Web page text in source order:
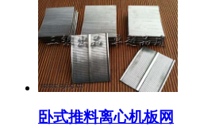
卧式推料离心机板网